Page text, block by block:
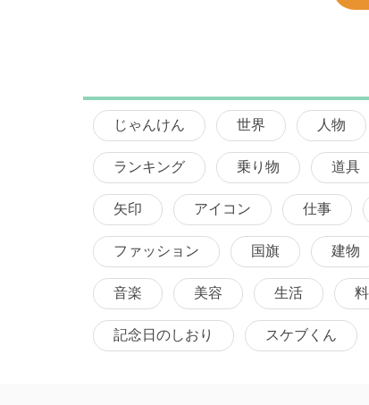
じゃんけん 世界 人物
ランキング 乗り物 道具
矢印 アイコン 仕事
ファッション 国旗 建物
音楽 美容 生活
記念日のしおり スケブくん